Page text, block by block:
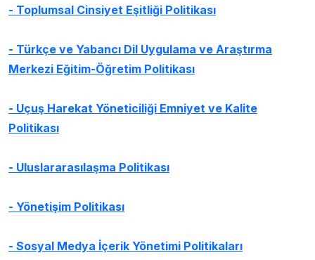
- Toplumsal Cinsiyet Eşitliği Politikası
- Türkçe ve Yabancı Dil Uygulama ve Araştırma
Merkezi Eğitim-Öğretim Politikası
- Uçuş Harekat Yöneticiliği Emniyet ve Kalite
Politikası
- Uluslararasılaşma Politikası
- Yönetişim Politikası
- Sosyal Medya İçerik Yönetimi Politikaları